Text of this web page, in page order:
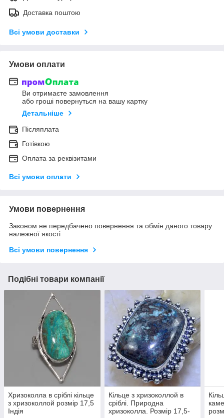
Доставка поштою
Всі умови доставки
Умови оплати
Ви отримаєте замовлення
або гроші повернуться на вашу картку
Детальніше
Післяплата
Готівкою
Оплата за реквізитами
Всі умови оплати
Умови повернення
Законом не передбачено повернення та обмін даного товару
належної якості
Всі умови повернення
Подібні товари компанії
Хризоколла в сріблі кільце
з хризоколлой розмір 17,5
Індія
Кільце з хризоколлой в
сріблі. Природна
хризоколла. Розмір 17,5-